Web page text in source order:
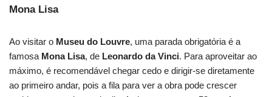
Mona Lisa
Ao visitar o Museu do Louvre, uma parada obrigatória é a
famosa Mona Lisa, de Leonardo da Vinci. Para aproveitar ao
máximo, é recomendável chegar cedo e dirigir-se diretamente
ao primeiro andar, pois a fila para ver a obra pode crescer